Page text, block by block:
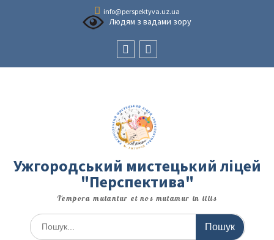
info@perspektyva.uz.ua
Людям з вадами зору
Ужгородський мистецький ліцей
"Перспектива"
Tempora mutantur et nos mutamur in illis
Шукати: